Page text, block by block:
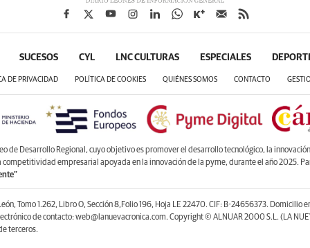
SUCESOS CYL LNC CULTURAS ESPECIALES
DE PRIVACIDAD POLÍTICA DE COOKIES QUIÉNES SOMOS CONTACTO
de Desarrollo Regional, cuyo objetivo es promover el desarrollo tecnológico, la
competitividad empresarial apoyada en la innovación de la pyme, durante el año 2025.
Tomo 1.262, Libro O, Sección 8,Folio 196, Hoja LE 22470. CIF: B-24656373. Domicilio
de contacto: web@lanuevacronica.com. Copyright © ALNUAR 2000 S.L. (LA
terceros.